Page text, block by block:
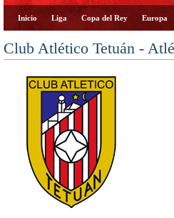
Inicio Liga Copa del Rey Europa
Club Atlético Tetuán -